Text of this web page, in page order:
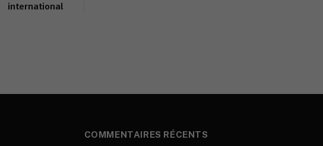
international
COMMENTAIRES RÉCENTS